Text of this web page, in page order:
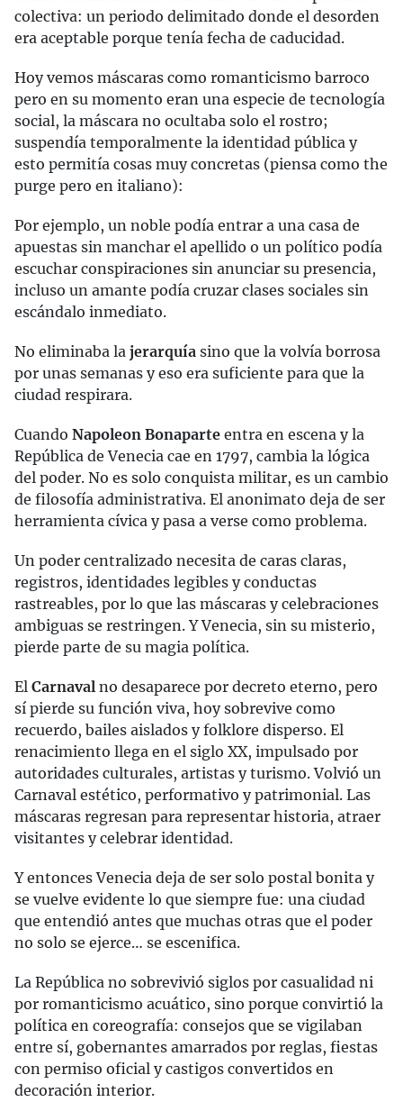
colectiva: un periodo delimitado donde el desorden
era aceptable porque tenía fecha de caducidad.
Hoy vemos máscaras como romanticismo barroco
pero en su momento eran una especie de tecnología
social, la máscara no ocultaba solo el rostro;
suspendía temporalmente la identidad pública y
esto permitía cosas muy concretas (piensa como the
purge pero en italiano):
Por ejemplo, un noble podía entrar a una casa de
apuestas sin manchar el apellido o un político podía
escuchar conspiraciones sin anunciar su presencia,
incluso un amante podía cruzar clases sociales sin
escándalo inmediato.
No eliminaba la jerarquía sino que la volvía borrosa
por unas semanas y eso era suficiente para que la
ciudad respirara.
Cuando Napoleon Bonaparte entra en escena y la
República de Venecia cae en 1797, cambia la lógica
del poder. No es solo conquista militar, es un cambio
de filosofía administrativa. El anonimato deja de ser
herramienta cívica y pasa a verse como problema.
Un poder centralizado necesita de caras claras,
registros, identidades legibles y conductas
rastreables, por lo que las máscaras y celebraciones
ambiguas se restringen. Y Venecia, sin su misterio,
pierde parte de su magia política.
El Carnaval no desaparece por decreto eterno, pero
sí pierde su función viva, hoy sobrevive como
recuerdo, bailes aislados y folklore disperso. El
renacimiento llega en el siglo XX, impulsado por
autoridades culturales, artistas y turismo. Volvió un
Carnaval estético, performativo y patrimonial. Las
máscaras regresan para representar historia, atraer
visitantes y celebrar identidad.
Y entonces Venecia deja de ser solo postal bonita y
se vuelve evidente lo que siempre fue: una ciudad
que entendió antes que muchas otras que el poder
no solo se ejerce… se escenifica.
La República no sobrevivió siglos por casualidad ni
por romanticismo acuático, sino porque convirtió la
política en coreografía: consejos que se vigilaban
entre sí, gobernantes amarrados por reglas, fiestas
con permiso oficial y castigos convertidos en
decoración interior.